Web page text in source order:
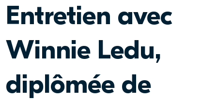
Entretien avec
Winnie Ledu,
diplômée de